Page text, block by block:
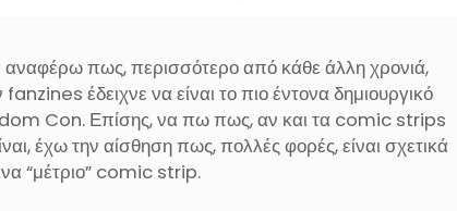
πως, περισσότερο από κάθε άλλη χρονιά,
έδειχνε να είναι το πιο έντονα δημιουργικό
Con. Επίσης, να πω πως, αν και τα comic strips
έχω την αίσθηση πως, πολλές φορές, είναι σχετικά
“μέτριο” comic strip.